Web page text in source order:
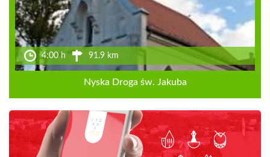
4:00 h 91.9 km
Nyska Droga św. Jakuba